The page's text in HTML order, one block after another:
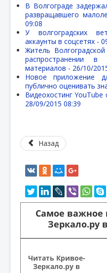
В Волгограде
развращавшего
09:08
У волгоградских
аккаунты в соцсетях -
Житель
распространении в
материалов - 26/10/
Новое приложение
публично оценивать
Видеохостинг
28/09/2015 08:39
Назад
Самое важное
Зеркало.ру в
Читать Кривое-
Зеркало.ру в